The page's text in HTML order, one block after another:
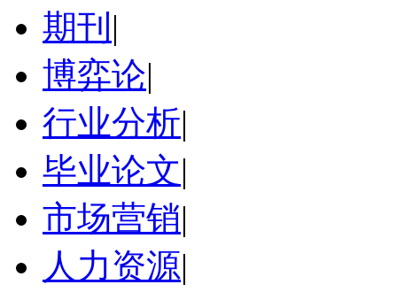
期刊 |
博弈论|
行业分析|
毕业论文|
市场营销|
人力资源|